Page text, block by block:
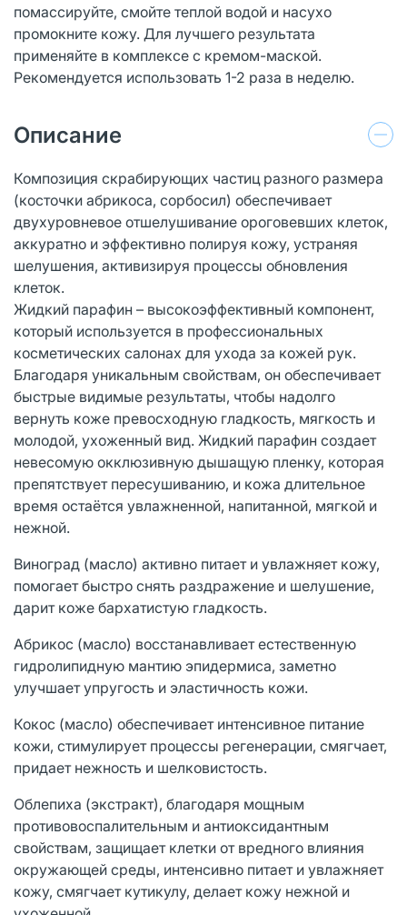
помассируйте, смойте теплой водой и насухо
промокните кожу. Для лучшего результата
применяйте в комплексе с кремом-маской.
Рекомендуется использовать 1-2 раза в неделю.
Описание
Композиция скрабирующих частиц разного размера
(косточки абрикоса, сорбосил) обеспечивает
двухуровневое отшелушивание ороговевших клеток,
аккуратно и эффективно полируя кожу, устраняя
шелушения, активизируя процессы обновления
клеток.
Жидкий парафин – высокоэффективный компонент,
который используется в профессиональных
косметических салонах для ухода за кожей рук.
Благодаря уникальным свойствам, он обеспечивает
быстрые видимые результаты, чтобы надолго
вернуть коже превосходную гладкость, мягкость и
молодой, ухоженный вид. Жидкий парафин создает
невесомую окклюзивную дышащую пленку, которая
препятствует пересушиванию, и кожа длительное
время остаётся увлажненной, напитанной, мягкой и
нежной.
Виноград (масло) активно питает и увлажняет кожу,
помогает быстро снять раздражение и шелушение,
дарит коже бархатистую гладкость.
Абрикос (масло) восстанавливает естественную
гидролипидную мантию эпидермиса, заметно
улучшает упругость и эластичность кожи.
Кокос (масло) обеспечивает интенсивное питание
кожи, стимулирует процессы регенерации, смягчает,
придает нежность и шелковистость.
Облепиха (экстракт), благодаря мощным
противовоспалительным и антиоксидантным
свойствам, защищает клетки от вредного влияния
окружающей среды, интенсивно питает и увлажняет
кожу, смягчает кутикулу, делает кожу нежной и